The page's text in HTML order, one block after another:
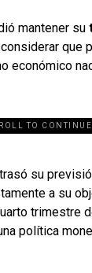
mantener su
que
económico
TO
su
a su
trimestre
política